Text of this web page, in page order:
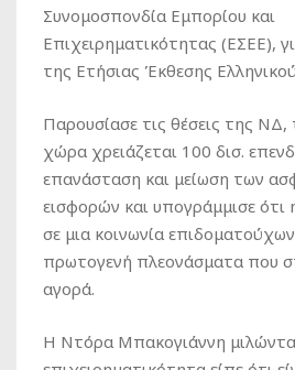
Συνομοσπονδία Εμπορίου και
Επιχειρηματικότητας (ΕΣΕΕ),
της Ετήσιας Έκθεσης
Παρουσίασε τις θέσεις της ΝΔ,
χώρα χρειάζεται 100 δισ.
επανάσταση και μείωση των
εισφορών και υπογράμμισε ότι
σε μια κοινωνία
πρωτογενή πλεονάσματα που
αγορά.
Η Ντόρα Μπακογιάννη